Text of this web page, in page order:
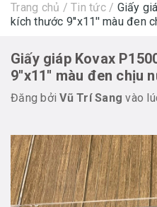
Trang chủ / Tin tức / Giấy
kích thước 9''x11'' màu đen
Giấy giáp Kovax
9''x11'' màu đen chịu
Đăng bởiVũ Trí Sang vào